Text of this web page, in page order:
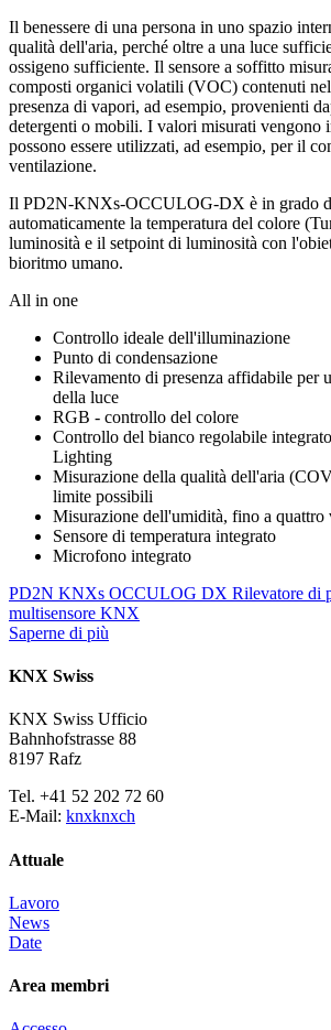
Il benessere di una persona in uno spazio
qualità dell'aria, perché oltre a una luce
ossigeno sufficiente. Il sensore a soffitto
composti organici volatili (VOC) contenuti
presenza di vapori, ad esempio, provenienti
detergenti o mobili. I valori misurati
possono essere utilizzati, ad esempio, per il
ventilazione.
Il PD2N-KNXs-OCCULOG-DX è in grado
automaticamente la temperatura del colore
luminosità e il setpoint di luminosità con
bioritmo umano.
All in one
Controllo ideale dell'illuminazione
Punto di condensazione
Rilevamento di presenza affidabile per
della luce
RGB - controllo del colore
Controllo del bianco regolabile
Lighting
Misurazione della qualità dell'aria
limite possibili
Misurazione dell'umidità, fino a
Sensore di temperatura integrato
Microfono integrato
PD2N KNXs OCCULOG DX Rilevatore di
multisensore KNX
Saperne di più
KNX Swiss
KNX Swiss Ufficio
Bahnhofstrasse 88
8197 Rafz
Tel. +41 52 202 72 60
E-Mail: knxknxch
Attuale
Lavoro
News
Date
Area membri